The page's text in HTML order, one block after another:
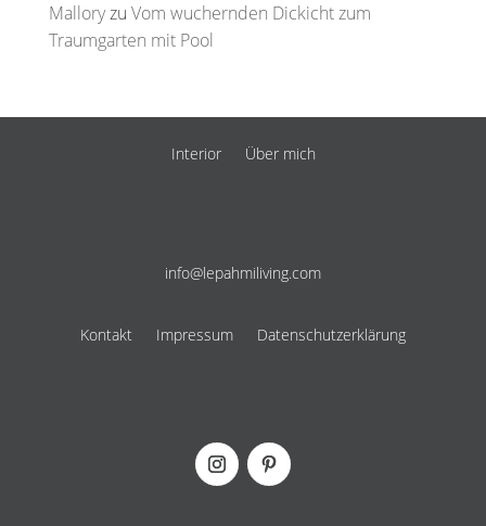
Malloryzu Vom wuchernden Dickicht zum
Traumgarten mit Pool
Interior Über mich
info@lepahmiliving.com
Kontakt Impressum Datenschutzerklärung